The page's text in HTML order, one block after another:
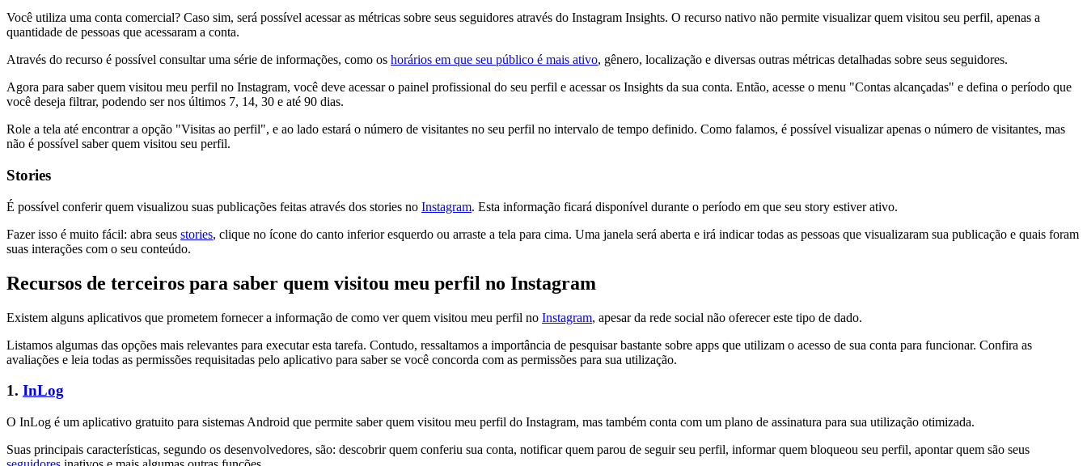
Você utiliza uma conta comercial? Caso sim, será possível acessar as métricas sobre seus seguidores através do Instagram Insights. O recurso nativo não permite visualizar quem visitou seu perfil, apenas a
quantidade de pessoas que acessaram a conta.
Através do recurso é possível consultar uma série de informações, como os horários em que seu público é mais ativo, gênero, localização e diversas outras métricas detalhadas sobre seus seguidores.
Agora para saber quem visitou meu perfil no Instagram, você deve acessar o painel profissional do seu perfil e acessar os Insights da sua conta. Então, acesse o menu "Contas alcançadas" e defina o período que
você deseja filtrar, podendo ser nos últimos 7, 14, 30 e até 90 dias.
Role a tela até encontrar a opção "Visitas ao perfil", e ao lado estará o número de visitantes no seu perfil no intervalo de tempo definido. Como falamos, é possível visualizar apenas o número de visitantes, mas
não é possível saber quem visitou seu perfil.
Stories
É possível conferir quem visualizou suas publicações feitas através dos stories no Instagram. Esta informação ficará disponível durante o período em que seu story estiver ativo.
Fazer isso é muito fácil: abra seus stories, clique no ícone do canto inferior esquerdo ou arraste a tela para cima. Uma janela será aberta e irá indicar todas as pessoas que visualizaram sua publicação e quais foram
suas interações com o seu conteúdo.
Recursos de terceiros para saber quem visitou meu perfil no Instagram
Existem alguns aplicativos que prometem fornecer a informação de como ver quem visitou meu perfil no Instagram, apesar da rede social não oferecer este tipo de dado.
Listamos algumas das opções mais relevantes para executar esta tarefa. Contudo, ressaltamos a importância de pesquisar bastante sobre apps que utilizam o acesso de sua conta para funcionar. Confira as
avaliações e leia todas as permissões requisitadas pelo aplicativo para saber se você concorda com as permissões para sua utilização.
1. InLog
O InLog é um aplicativo gratuito para sistemas Android que permite saber quem visitou meu perfil do Instagram, mas também conta com um plano de assinatura para sua utilização otimizada.
Suas principais características, segundo os desenvolvedores, são: descobrir quem conferiu sua conta, notificar quem parou de seguir seu perfil, informar quem bloqueou seu perfil, apontar quem são seus